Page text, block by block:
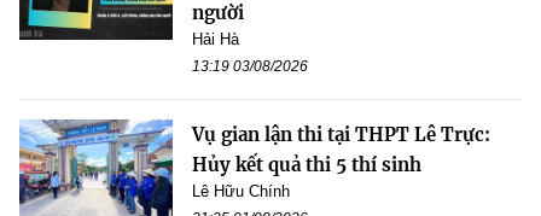
người
Hải Hà
13:19 03/08/2026
Vụ gian lận thi tại THPT Lê Trực:
Hủy kết quả thi 5 thí sinh
Lê Hữu Chính